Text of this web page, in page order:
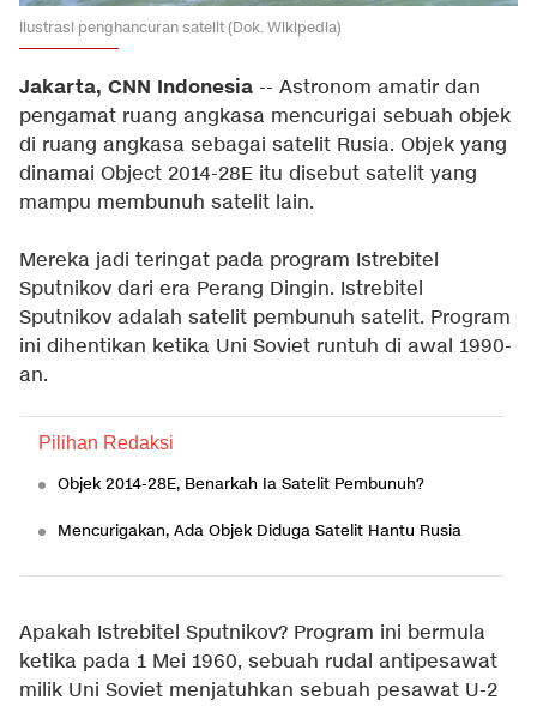
Ilustrasi penghancuran satelit (Dok. Wikipedia)
Jakarta, CNN Indonesia -- Astronom amatir dan
pengamat ruang angkasa mencurigai sebuah objek
di ruang angkasa sebagai satelit Rusia. Objek yang
dinamai Object 2014-28E itu disebut satelit yang
mampu membunuh satelit lain.
Mereka jadi teringat pada program Istrebitel
Sputnikov dari era Perang Dingin. Istrebitel
Sputnikov adalah satelit pembunuh satelit. Program
ini dihentikan ketika Uni Soviet runtuh di awal 1990-
an.
Pilihan Redaksi
Objek 2014-28E, Benarkah Ia Satelit Pembunuh?
Mencurigakan, Ada Objek Diduga Satelit Hantu Rusia
Apakah Istrebitel Sputnikov? Program ini bermula
ketika pada 1 Mei 1960, sebuah rudal antipesawat
milik Uni Soviet menjatuhkan sebuah pesawat U-2